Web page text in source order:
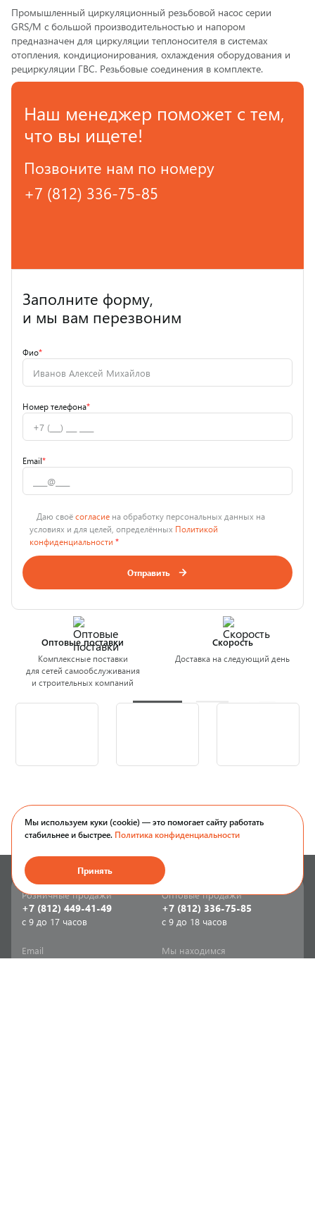
Промышленный циркуляционный резьбовой насос серии
GRS/M с большой производительностью и напором
предназначен для циркуляции теплоносителя в системах
отопления, кондиционирования, охлаждения оборудования и
рециркуляции ГВС. Резьбовые соединения в комплекте.
Наш менеджер поможет с тем,
что вы ищете!
Позвоните нам по номеру
+7 (812) 336-75-85
Заполните форму,
и мы вам перезвоним
Фио*
Номер телефона*
Email*
Даю своёсогласие на обработку персональных данных на
условиях и для целей, определённых Политикой
конфиденциальности *
Отправить
Оптовые поставки
Комплексные поставки
для сетей самообслуживания
и строительных компаний
Скорость
Доставка на следующий день
Мы используем куки (cookie) — это помогает сайту работать
стабильнее и быстрее. Политика конфиденциальности
Принять
Розничные продажи
+7 (812) 449-41-49
с 9 до 17 часов
Оптовые продажи
+7 (812) 336-75-85
с 9 до 18 часов
Email Мы находимся